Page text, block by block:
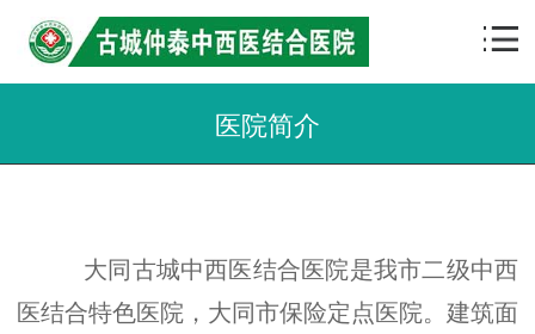
医院简介
大同古城中西医结合医院是我市二级中西
医结合特色医院，大同市保险定点医院。建筑面